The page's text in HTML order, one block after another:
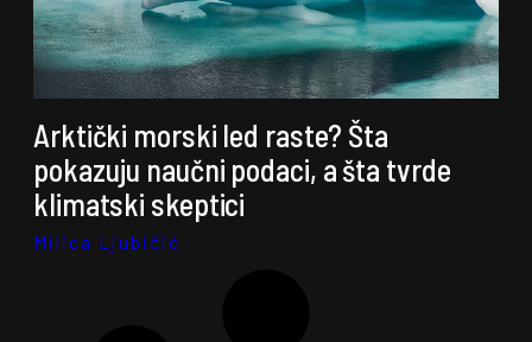
Arktički morski led raste? Šta
pokazuju naučni podaci, a šta tvrde
klimatski skeptici
Milica Ljubičić